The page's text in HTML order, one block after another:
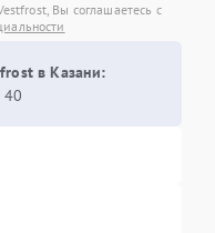
Вы соглашаетесь с
в Казани:
40